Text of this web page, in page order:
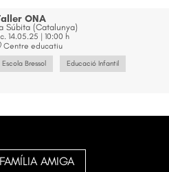
ONA
Súbita (Catalunya)
14.05.25 | 10:00 h
Centre educatiu
Escola Bressol Educació Infantil
AMIGA